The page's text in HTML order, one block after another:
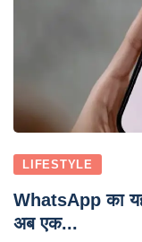
LIFESTYLE
WhatsApp का
अब एक...